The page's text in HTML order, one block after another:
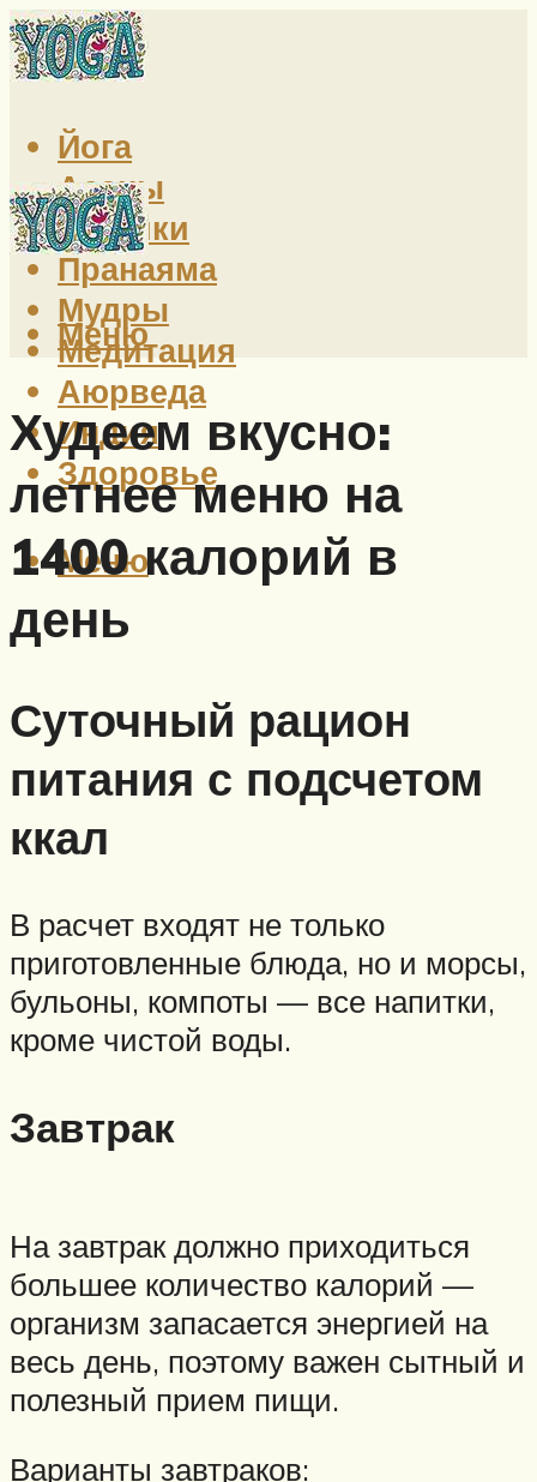
Йога
Асаны
Техники
Пранаяма
Мудры
Медитация
Аюрведа
Индия
Здоровье
Меню
Меню
Худеем вкусно:
летнее меню на
1400 калорий в
день
Суточный рацион
питания с подсчетом
ккал
В расчет входят не только
приготовленные блюда, но и морсы,
бульоны, компоты — все напитки,
кроме чистой воды.
Завтрак
На завтрак должно приходиться
большее количество калорий —
организм запасается энергией на
весь день, поэтому важен сытный и
полезный прием пищи.
Варианты завтраков: